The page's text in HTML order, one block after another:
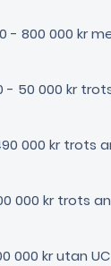
- 800 000 kr
- 50 000 kr
000 kr trots
000 kr trots
000 kr utan